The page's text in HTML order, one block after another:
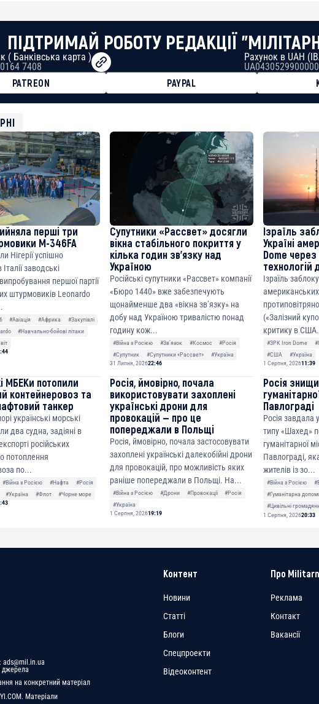
ПІДТРИМАЙ РОБОТУ РЕДАКЦІЇ
( Банківська карта )
7408
Рахунок в UAH
PATREON
PAYPAL
перші три
M-346FA
Нігерії успішно
заводські
першої партії
штурмовиків Leonardo
#Авіація #Африка
#Закупівлі
#Навчально-бойові літаки
Супутники «Рассвет» досягли
вікна стабільного покриття у
кілька годин зв’язку над
Україною
Російські супутники «Рассвет» компанії
«Бюро 1440» вже забезпечують
щонайменше два «вікна зв’язку» на
добу над Україною тривалістю понад
годину кож...
#Війна з Росією #Звʼязок #Космос
#Росія
#Супутник
#Супутники «Рассвет»
#Україна
31 Липня, 202622:46
Ізраїль
Україні
Dome
технологій
Ізраїль
(«Залізний
критику в
#ЗРК Iron Dome
#США
#Україна
1 Серпня, 202611:39
МБЕКи потопили
контейнеровоз та
танкер
українські морські
два судна, задіяні в
російських
потоплення
по...
#Війна з Росією #Нафта
#Росія
#Україна #Флот
#Чорне море
Росія, ймовірно, почала
використовувати захоплені
українські дрони для
провокацій — про це
попереджали в Польщі
Росія, ймовірно, почала застосовувати
захоплені українські далекобійні дрони
для провокацій, про можливість яких
раніше попереджали в Польщі. На...
#Війна з Росією #Дрони #Провокації
#Росія
#Україна
1 Серпня, 202619:19
Росія
Павлограді
Росія
типу «Шахед»
гуманітарної
Павлограді,
жителів із зо...
#Війна з Росією
#Гуманітарна
#Цивільні
1 Серпня, 202620:33
ads@mil.in.ua
джерела
на конкретний матеріал
Матеріали
Контент
Новини
Статті
Блоги
Спецпроекти
Відеоконтент
Про
Реклама
Контакт
Вакансії